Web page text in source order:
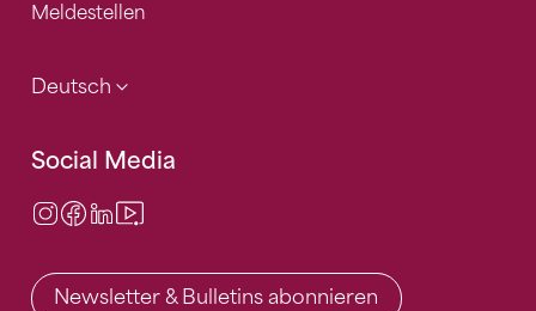
Meldestellen
Deutsch
Social Media
Instagram
Facebook
LinkedIn
Newsletter & Bulletins abonnieren